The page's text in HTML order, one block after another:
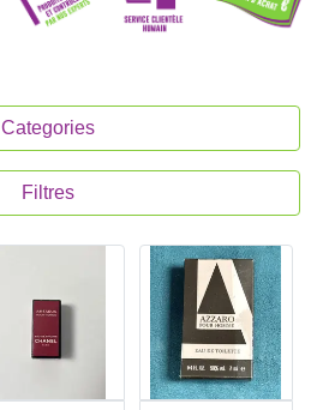
Categories
Filtres